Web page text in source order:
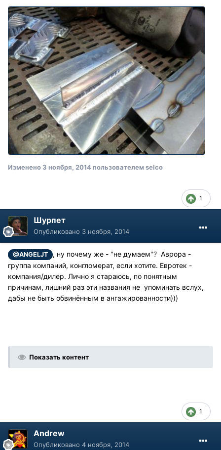
Изменено 3 ноября, 2014пользователем selco
1
Шурпет
Опубликовано 3 ноября, 2014
@ANGELJT
, ну почему же - "не думаем"? Аврора -
группа компаний, конгломерат, если хотите. Евротек -
компания/дилер. Лично я стараюсь, по понятным
причинам, лишний раз эти названия не упоминать вслух,
дабы не быть обвинённым в ангажированности)))
Показать контент
1
Andrew
Опубликовано 4 ноября, 2014